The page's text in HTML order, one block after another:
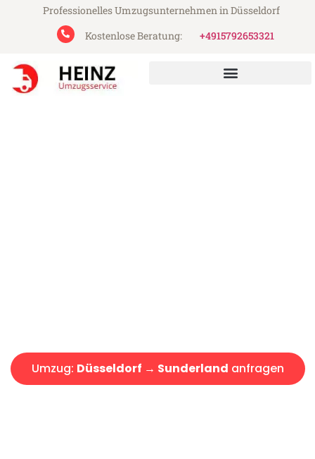
Professionelles Umzugsunternehmen in Düsseldorf
Kostenlose Beratung:
+4915792653321
Umzug: Düsseldorf → Sunderland anfragen